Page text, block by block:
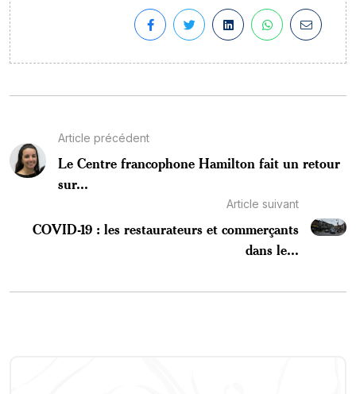
Article précédent
Le Centre francophone Hamilton fait un retour
sur...
Article suivant
COVID-19 : les restaurateurs et commerçants
dans le...